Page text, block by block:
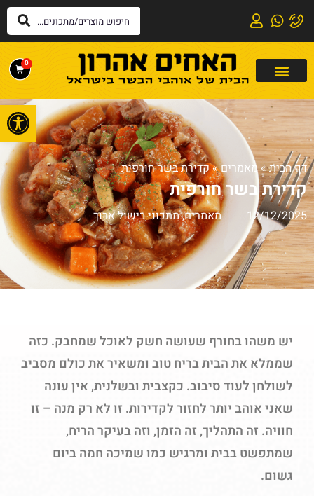
0
דף הבית»מאמרים»קדירת בשר חורפית
קדירת בשר חורפית
12/12/2025 מאמרים,מתכוני בישול ארוך
יש משהו בחורף שעושה חשק לאוכל שמחבק. כזה
שממלא את הבית בריח טוב ומשאיר את כולם מסביב
לשולחן לעוד סיבוב. כקצבית ובשלנית, אין עונה
שאני אוהב יותר לחזור לקדירות. זו לא רק מנה – זו
חוויה. זה התהליך, זה הזמן, וזה בעיקר הריח,
שמתפשט בבית ומרגיש כמו שמיכה חמה ביום
גשום.